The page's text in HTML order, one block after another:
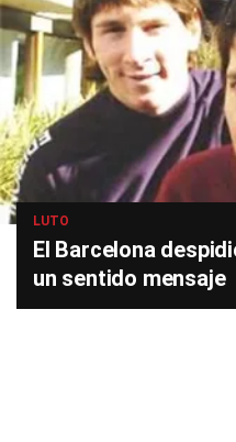
LUTO
El Barcelona
un sentido mensaje